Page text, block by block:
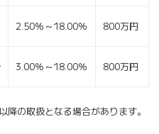
2.50％～18.00％ 800万円
3.00％～18.00％ 800万円
の取扱となる場合があります。